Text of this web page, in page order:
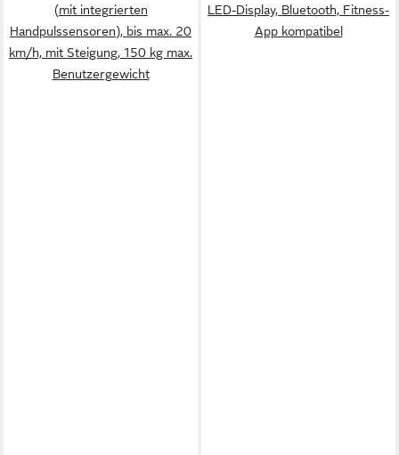
(mit integrierten
Handpulssensoren), bis max. 20
km/h, mit Steigung, 150 kg max.
Benutzergewicht
LED-Display, Bluetooth, Fitness-
App kompatibel